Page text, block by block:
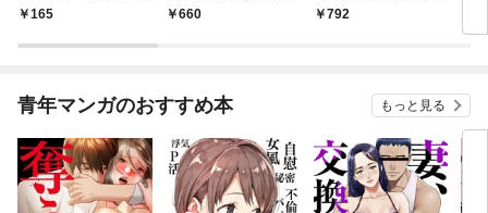
だと追放されたので、
ル】を使ってゴミ扱い
版 1巻
165
1巻660
婚約辞退してハイヒー
792
無
【
青年マンガのおすすめ本 もっと見る